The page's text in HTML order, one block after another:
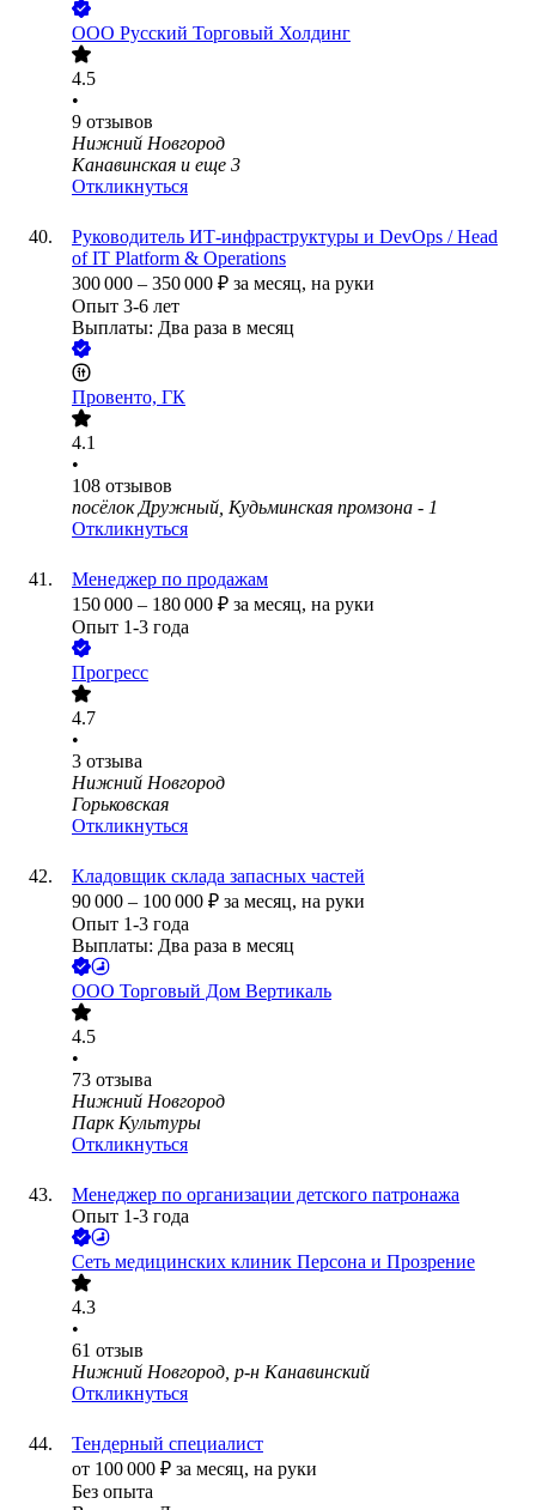
ООО Русский Торговый Холдинг
4.5
•
9 отзывов
Нижний Новгород
Канавинская и еще 3
Откликнуться
Руководитель ИТ-инфраструктуры и DevOps / Head
of IT Platform & Operations
300 000 – 350 000 ₽ за месяц, на руки
Опыт 3-6 лет
Выплаты: Два раза в месяц
Провенто, ГК
4.1
•
108 отзывов
посёлок Дружный, Кудьминская промзона - 1
Откликнуться
Менеджер по продажам
150 000 – 180 000 ₽ за месяц, на руки
Опыт 1-3 года
Прогресс
4.7
•
3 отзыва
Нижний Новгород
Горьковская
Откликнуться
Кладовщик склада запасных частей
90 000 – 100 000 ₽ за месяц, на руки
Опыт 1-3 года
Выплаты: Два раза в месяц
ООО Торговый Дом Вертикаль
4.5
•
73 отзыва
Нижний Новгород
Парк Культуры
Откликнуться
Менеджер по организации детского патронажа
Опыт 1-3 года
Сеть медицинских клиник Персона и Прозрение
4.3
•
61 отзыв
Нижний Новгород, р-н Канавинский
Откликнуться
Тендерный специалист
от 100 000 ₽ за месяц, на руки
Без опыта